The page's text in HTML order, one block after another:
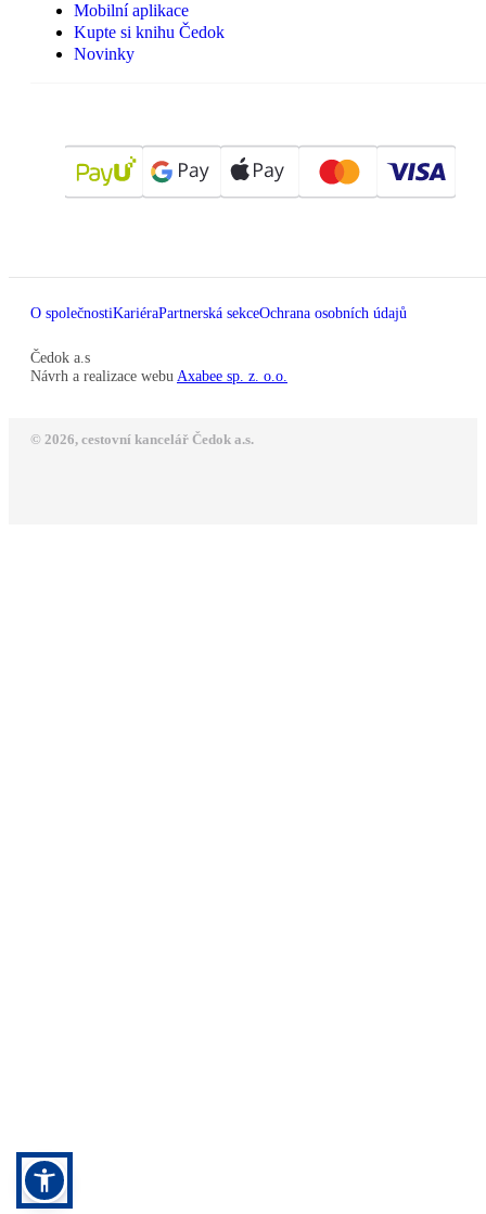
Mobilní aplikace
Kupte si knihu Čedok
Novinky
O společnostiKariéraPartnerská sekceOchrana osobních údajů
Čedok a.s
Návrh a realizace webu Axabee sp. z. o.o.
© 2026, cestovní kancelář Čedok a.s.